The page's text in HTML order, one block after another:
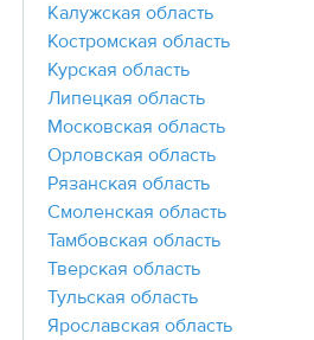
Калужская область
Костромская область
Курская область
Липецкая область
Московская область
Орловская область
Рязанская область
Смоленская область
Тамбовская область
Тверская область
Тульская область
Ярославская область